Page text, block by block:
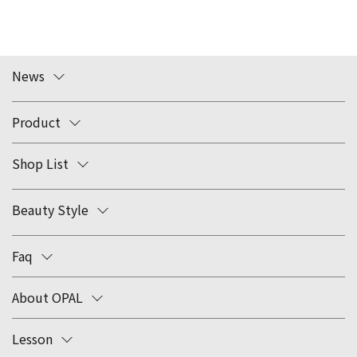
News
Product
Shop List
Beauty Style
Faq
About OPAL
Lesson